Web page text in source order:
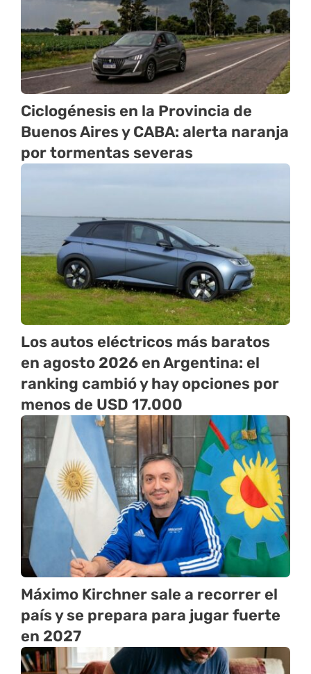
Ciclogénesis en la Provincia de
Buenos Aires y CABA: alerta naranja
por tormentas severas
Los autos eléctricos más baratos
en agosto 2026 en Argentina: el
ranking cambió y hay opciones por
menos de USD 17.000
Máximo Kirchner sale a recorrer el
país y se prepara para jugar fuerte
en 2027